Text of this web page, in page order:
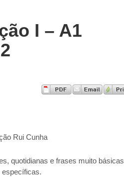
I – A1
Rui Cunha
quotidianas e frases muito básicas
específicas.